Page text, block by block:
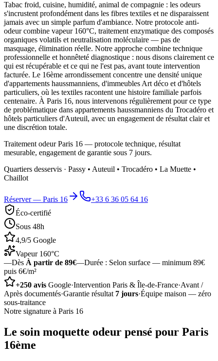
Tabac froid, cuisine, humidité, animal de compagnie : les odeurs
s'incrustent profondément dans les fibres textiles et ne disparaissent
jamais avec un simple parfum d'ambiance. Notre protocole anti-
odeur combine vapeur 160°C, traitement enzymatique des composés
organiques volatils et neutralisation moléculaire — pas de
masquage, élimination réelle. Notre approche combine technique
professionnelle et honnêteté diagnostique : nous disons clairement ce
qui est récupérable et ce qui ne l'est pas, avant toute intervention
facturée. Le 16ème arrondissement concentre une densité unique
d'appartements haussmanniens, d'immeubles Art déco et d'hôtels
particuliers, où les textiles racontent une histoire familiale parfois
centenaire. À Paris 16, nous intervenons régulièrement pour ce type
de problématique dans appartements haussmanniens du Trocadéro et
hôtels particuliers d'Auteuil, avec un engagement de résultat clair et
une discrétion totale.
Traitement odeur Paris 16 — protocole technique, résultat
mesurable, engagement de garantie sous 7 jours.
Quartiers desservis · Passy • Auteuil • Trocadéro • La Muette •
Chaillot
Réserver — Paris 16
+33 6 36 05 64 16
Éco-certifié
Sous 48h
4,9/5 Google
Vapeur 160°C
—Dès À partir de 89€—Durée : Selon surface — minimum 89€
puis 6€/m²
+250 avis Google·Intervention Paris & Île-de-France·Avant /
Après documentés·Garantie résultat 7 jours·Équipe maison — zéro
sous-traitance
Notre signature à Paris 16
Le soin moquette odeur pensé pour Paris
16ème